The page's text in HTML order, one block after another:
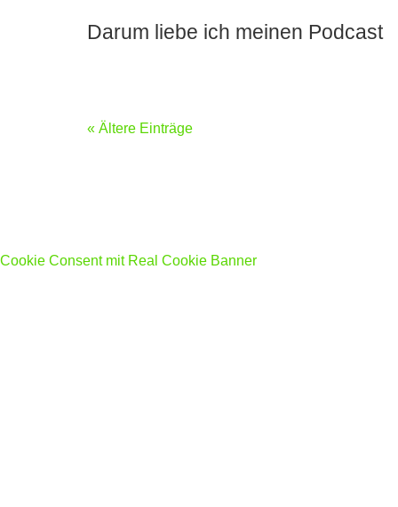
Darum liebe ich meinen Podcast
« Ältere Einträge
Cookie Consent mit Real Cookie Banner